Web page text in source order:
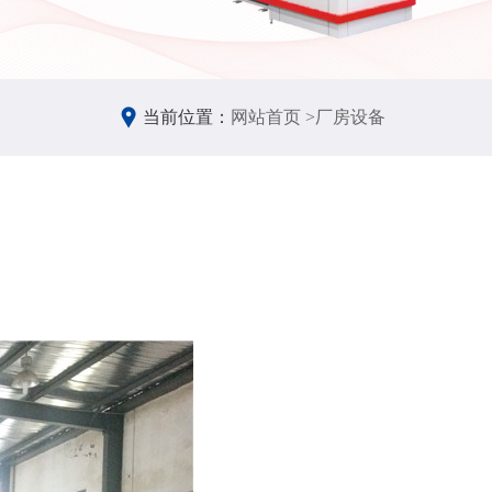
当前位置： 网站首页 >厂房设备